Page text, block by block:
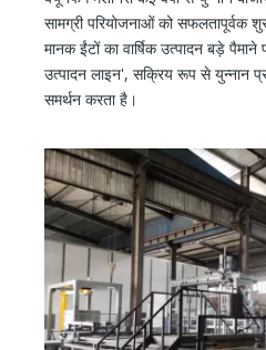
सामग्री परियोजनाओं को सफलतापूर्वक
मानक ईंटों का वार्षिक उत्पादन बड़े
उत्पादन लाइन', सक्रिय रूप से युन्नान
समर्थन करता है।